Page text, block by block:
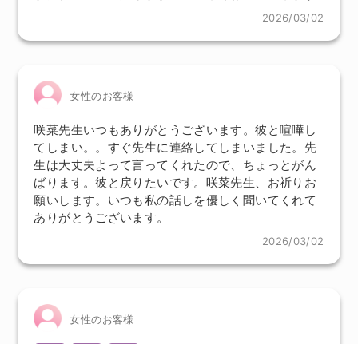
2026/03/02
女性のお客様
咲菜先生いつもありがとうございます。彼と喧嘩し
てしまい。。すぐ先生に連絡してしまいました。先
生は大丈夫よって言ってくれたので、ちょっとがん
ばります。彼と戻りたいです。咲菜先生、お祈りお
願いします。いつも私の話しを優しく聞いてくれて
ありがとうございます。
2026/03/02
女性のお客様